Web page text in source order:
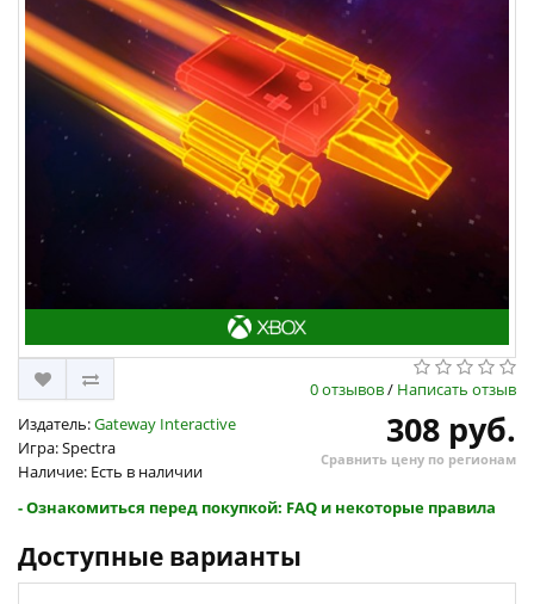
0 отзывов/ Написать отзыв
Издатель:Gateway Interactive
Игра: Spectra
Наличие: Есть в наличии
308 руб.
Сравнить цену по регионам
- Ознакомиться перед покупкой: FAQ и некоторые правила
Доступные варианты